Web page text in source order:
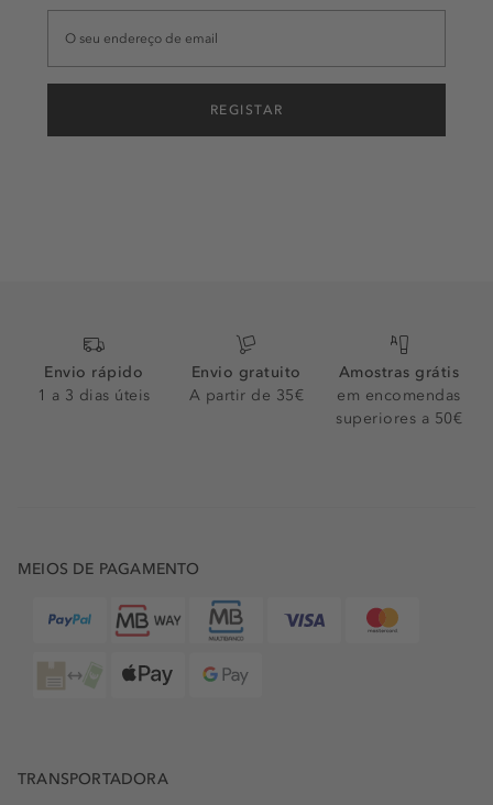
REGISTAR
Envio rápido
1 a 3 dias úteis
Envio gratuito
A partir de 35€
Amostras grátis
em encomendas
superiores a 50€
MEIOS DE PAGAMENTO
TRANSPORTADORA